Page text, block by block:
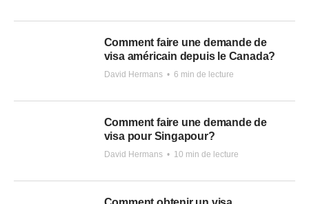
Comment faire une demande de
visa américain depuis le Canada?
David Hermans • 6 min de lecture
Comment faire une demande de
visa pour Singapour?
David Hermans • 10 min de lecture